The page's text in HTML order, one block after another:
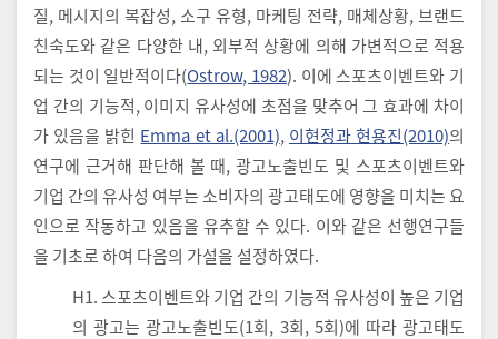
질, 메시지의 복잡성, 소구 유형, 마케팅 전략, 매체상황, 브랜드
친숙도와 같은 다양한 내, 외부적 상황에 의해 가변적으로 적용
되는 것이 일반적이다(Ostrow, 1982). 이에 스포츠이벤트와 기
업 간의 기능적, 이미지 유사성에 초점을 맞추어 그 효과에 차이
가 있음을 밝힌 Emma et al.(2001), 이현정과 현용진(2010)의
연구에 근거해 판단해 볼 때, 광고노출빈도 및 스포츠이벤트와
기업 간의 유사성 여부는 소비자의 광고태도에 영향을 미치는 요
인으로 작동하고 있음을 유추할 수 있다. 이와 같은 선행연구들
을 기초로 하여 다음의 가설을 설정하였다.
H1. 스포츠이벤트와 기업 간의 기능적 유사성이 높은 기업
의 광고는 광고노출빈도(1회, 3회, 5회)에 따라 광고태도